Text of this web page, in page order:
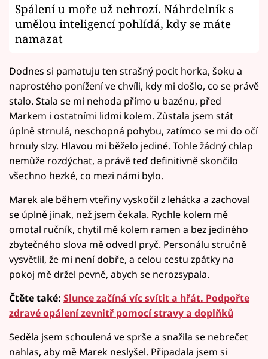
Spálení u moře už nehrozí. Náhrdelník s
umělou inteligencí pohlídá, kdy se máte
namazat
Dodnes si pamatuju ten strašný pocit horka, šoku a
naprostého ponížení ve chvíli, kdy mi došlo, co se právě
stalo. Stala se mi nehoda přímo u bazénu, před
Markem i ostatními lidmi kolem. Zůstala jsem stát
úplně strnulá, neschopná pohybu, zatímco se mi do očí
hrnuly slzy. Hlavou mi běželo jediné. Tohle žádný chlap
nemůže rozdýchat, a právě teď definitivně skončilo
všechno hezké, co mezi námi bylo.
Marek ale během vteřiny vyskočil z lehátka a zachoval
se úplně jinak, než jsem čekala. Rychle kolem mě
omotal ručník, chytil mě kolem ramen a bez jediného
zbytečného slova mě odvedl pryč. Personálu stručně
vysvětlil, že mi není dobře, a celou cestu zpátky na
pokoj mě držel pevně, abych se nerozsypala.
Čtěte také: Slunce začíná víc svítit a hřát. Podpořte
zdravé opálení zevnitř pomocí stravy a doplňků
Seděla jsem schoulená ve sprše a snažila se nebrečet
nahlas, aby mě Marek neslyšel. Připadala jsem si